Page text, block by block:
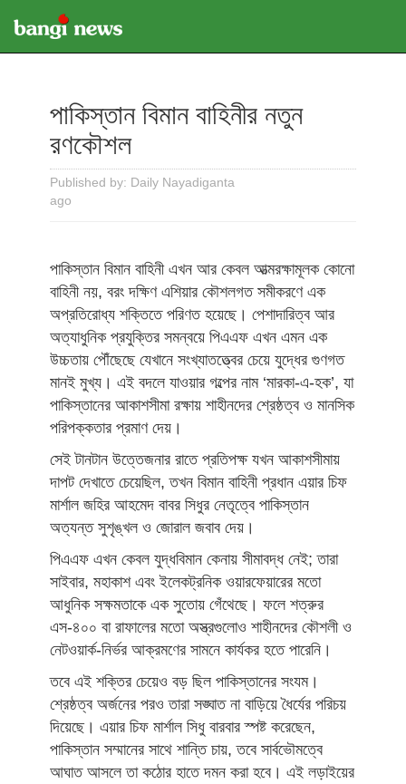
পাকিস্তান বিমান বাহিনীর নতুন
রণকৌশল
Published by: Daily Nayadiganta
ago
পাকিস্তান বিমান বাহিনী এখন আর কেবল আত্মরক্ষামূলক কোনো
বাহিনী নয়, বরং দক্ষিণ এশিয়ার কৌশলগত সমীকরণে এক
অপ্রতিরোধ্য শক্তিতে পরিণত হয়েছে। পেশাদারিত্ব আর
অত্যাধুনিক প্রযুক্তির সমন্বয়ে পিএএফ এখন এমন এক
উচ্চতায় পৌঁছেছে যেখানে সংখ্যাতত্ত্বের চেয়ে যুদ্ধের গুণগত
মানই মুখ্য। এই বদলে যাওয়ার গল্পের নাম ‘মারকা-এ-হক’, যা
পাকিস্তানের আকাশসীমা রক্ষায় শাহীনদের শ্রেষ্ঠত্ব ও মানসিক
পরিপক্কতার প্রমাণ দেয়।
সেই টানটান উত্তেজনার রাতে প্রতিপক্ষ যখন আকাশসীমায়
দাপট দেখাতে চেয়েছিল, তখন বিমান বাহিনী প্রধান এয়ার চিফ
মার্শাল জহির আহমেদ বাবর সিধুর নেতৃত্বে পাকিস্তান
অত্যন্ত সুশৃঙ্খল ও জোরাল জবাব দেয়।
পিএএফ এখন কেবল যুদ্ধবিমান কেনায় সীমাবদ্ধ নেই; তারা
সাইবার, মহাকাশ এবং ইলেকট্রনিক ওয়ারফেয়ারের মতো
আধুনিক সক্ষমতাকে এক সুতোয় গেঁথেছে। ফলে শত্রুর
এস-৪০০ বা রাফালের মতো অস্ত্রগুলোও শাহীনদের কৌশলী ও
নেটওয়ার্ক-নির্ভর আক্রমণের সামনে কার্যকর হতে পারেনি।
তবে এই শক্তির চেয়েও বড় ছিল পাকিস্তানের সংযম।
শ্রেষ্ঠত্ব অর্জনের পরও তারা সঙ্ঘাত না বাড়িয়ে ধৈর্যের পরিচয়
দিয়েছে। এয়ার চিফ মার্শাল সিধু বারবার স্পষ্ট করেছেন,
পাকিস্তান সম্মানের সাথে শান্তি চায়, তবে সার্বভৌমত্বে
আঘাত আসলে তা কঠোর হাতে দমন করা হবে। এই লড়াইয়ের